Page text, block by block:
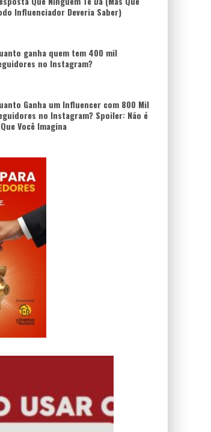
Influenciador Deveria Saber)
ganha quem tem 400 mil
no Instagram?
Ganha um Influencer com 800 Mil
no Instagram? Spoiler: Não é
Você Imagina